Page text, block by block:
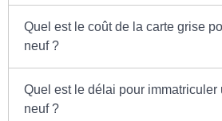
Quel est le coût de la carte grise
neuf ?
Quel est le délai pour immatriculer
neuf ?